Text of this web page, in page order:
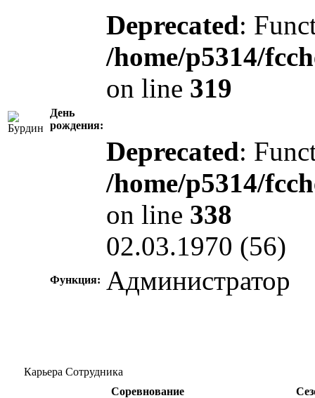
День
рождения:
Deprecated:
/home/p5314/
on line 319
Deprecated:
/home/p5314/
on line 338
02.03.1970 (56)
Функция: Администратор
Карьера Сотрудника
Соревнование